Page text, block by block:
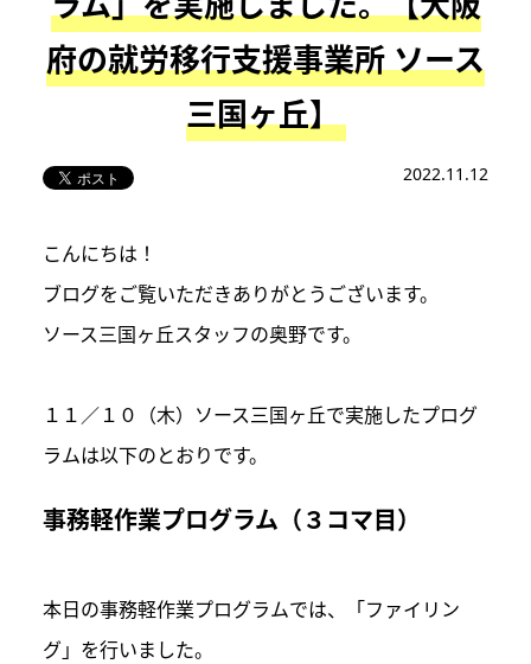
府の就労移行支援事業所 ソース
三国ヶ丘】
2022.11.12
こんにちは！
ブログをご覧いただきありがとうございます。
ソース三国ヶ丘スタッフの奥野です。
１１／１０（木）ソース三国ヶ丘で実施したプログ
ラムは以下のとおりです。
事務軽作業プログラム（３コマ目）
本日の事務軽作業プログラムでは、「ファイリン
グ」を行いました。